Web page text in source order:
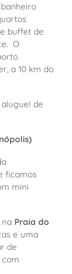
buffet de
O
a 10 km do
aluguel de
ficamos
mini
na Praia do
e uma
de